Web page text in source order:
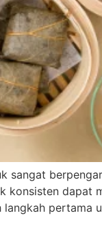
sangat
dapat
pertama